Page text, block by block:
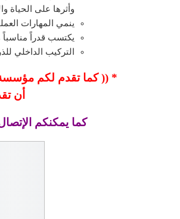
وأثرها على الحياة
ينمي المهارات
يكتسب قدراً مناسباً
التركيب الداخلي
* (( كما تقدم لكم مؤسسة
أن
كما يمكنكم